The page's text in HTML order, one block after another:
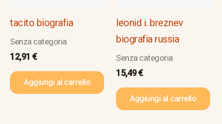
tacito biografia
Senza categoria
12,91 €
Aggiungi al carrello
leonid i. breznev
biografia russia
Senza categoria
15,49€
Aggiungi al carrello